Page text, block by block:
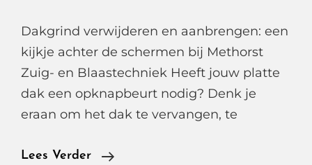
Dakgrind verwijderen en aanbrengen: een
kijkje achter de schermen bij Methorst
Zuig- en Blaastechniek Heeft jouw platte
dak een opknapbeurt nodig? Denk je
eraan om het dak te vervangen, te
Lees Verder
Dakgrind